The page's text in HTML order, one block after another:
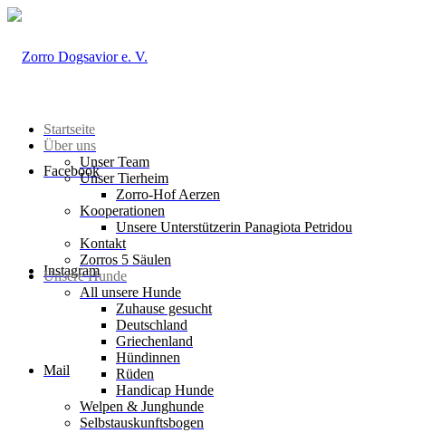
Facebook
Instagram
Mail
Startseite
Über uns
Unser Team
Unser Tierheim
Zorro-Hof Aerzen
Kooperationen
Unsere Unterstützerin Panagiota Petridou
Kontakt
Zorros 5 Säulen
Unsere Hunde
All unsere Hunde
Zuhause gesucht
Deutschland
Griechenland
Hündinnen
Rüden
Handicap Hunde
Welpen & Junghunde
Selbstauskunftsbogen